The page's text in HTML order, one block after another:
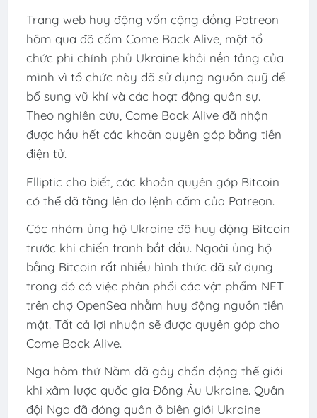
Trang web huy động vốn cộng đồng Patreon
hôm qua đã cấm Come Back Alive, một tổ
chức phi chính phủ Ukraine khỏi nền tảng của
mình vì tổ chức này đã sử dụng nguồn quỹ để
bổ sung vũ khí và các hoạt động quân sự.
Theo nghiên cứu, Come Back Alive đã nhận
được hầu hết các khoản quyên góp bằng tiền
điện tử.
Elliptic cho biết, các khoản quyên góp Bitcoin
có thể đã tăng lên do lệnh cấm của Patreon.
Các nhóm ủng hộ Ukraine đã huy động Bitcoin
trước khi chiến tranh bắt đầu. Ngoài ủng hộ
bằng Bitcoin rất nhiều hình thức đã sử dụng
trong đó có việc phân phối các vật phẩm NFT
trên chợ OpenSea nhằm huy động nguồn tiền
mặt. Tất cả lợi nhuận sẽ được quyên góp cho
Come Back Alive.
Nga hôm thứ Năm đã gây chấn động thế giới
khi xâm lược quốc gia Đông Âu Ukraine. Quân
đội Nga đã đóng quân ở biên giới Ukraine